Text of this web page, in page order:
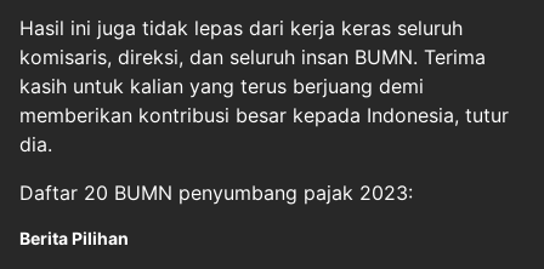
Hasil ini juga tidak lepas dari kerja keras seluruh
komisaris, direksi, dan seluruh insan BUMN. Terima
kasih untuk kalian yang terus berjuang demi
memberikan kontribusi besar kepada Indonesia, tutur
dia.
Daftar 20 BUMN penyumbang pajak 2023:
Berita Pilihan